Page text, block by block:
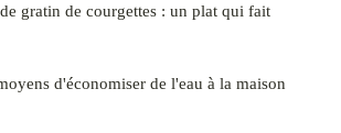
gratin de courgettes : un plat qui fait
d'économiser de l'eau à la maison